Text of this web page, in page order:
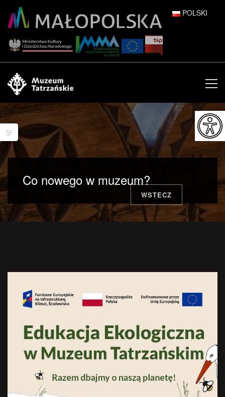
POLSKI
ENGLISH
ESPAÑOL
FRANÇAIS
ITALIANO
日本語
Co nowego w muzeum?
WSTECZ